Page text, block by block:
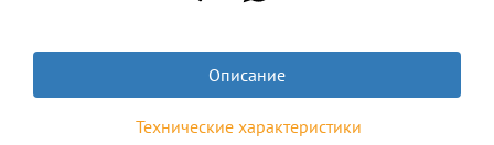
Описание
Технические характеристики